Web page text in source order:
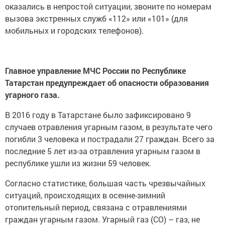
оказались в непростой ситуации, звоните по номерам
вызова экстренных служб «112» или «101» (для
мобильных и городских телефонов).
Главное управление МЧС России по Республике
Татарстан предупреждает об опасности образования
угарного газа.
В 2016 году в Татарстане было зафиксировано 9
случаев отравления угарным газом, в результате чего
погибли 3 человека и пострадали 27 граждан. Всего за
последние 5 лет из-за отравления угарным газом в
республике ушли из жизни 59 человек.
Согласно статистике, большая часть чрезвычайных
ситуаций, происходящих в осенне-зимний
отопительный период, связана с отравлениями
граждан угарным газом. Угарный газ (СО) – газ, не